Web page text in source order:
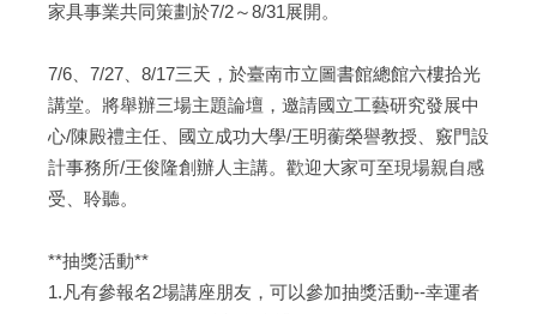
家具事業共同策劃於7/2～8/31展開。
7/6、7/27、8/17三天，於臺南市立圖書館總館六樓拾光
講堂。將舉辦三場主題論壇，邀請國立工藝研究發展中
心/陳殿禮主任、國立成功大學/王明蘅榮譽教授、竅門設
計事務所/王俊隆創辦人主講。歡迎大家可至現場親自感
受、聆聽。
**抽獎活動**
1.凡有參報名2場講座朋友，可以參加抽獎活動--幸運者